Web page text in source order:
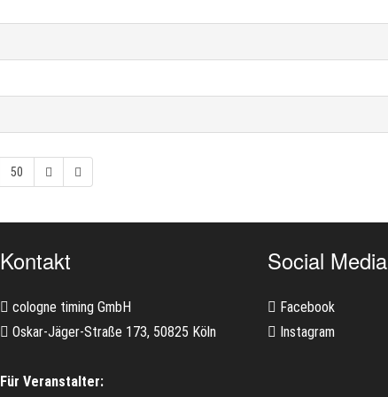
50
Kontakt
cologne timing GmbH
Oskar-Jäger-Straße 173, 50825 Köln
Für Veranstalter:
Social Media
Facebook
Instagram